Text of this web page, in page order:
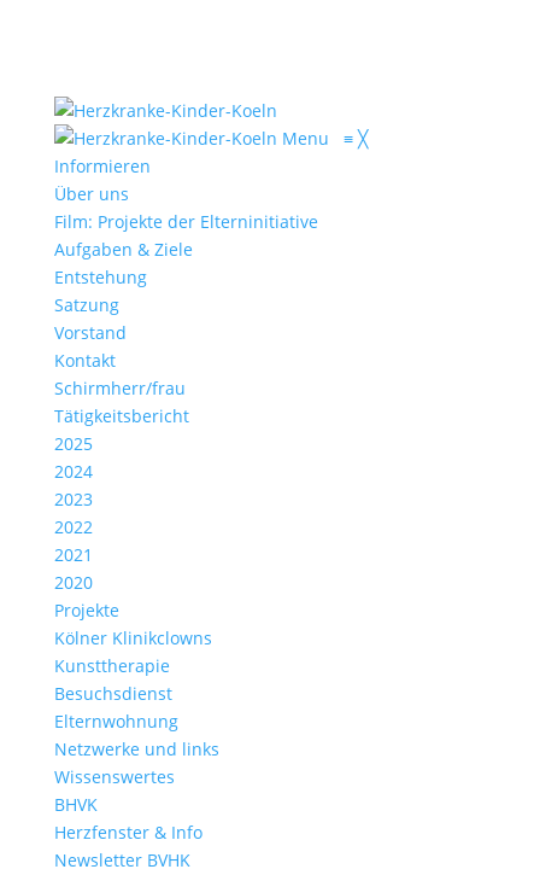
Menu ≡ ╳
Informieren
Über uns
Film: Projekte der Elterninitiative
Aufgaben & Ziele
Entstehung
Satzung
Vorstand
Kontakt
Schirmherr/frau
Tätigkeitsbericht
2025
2024
2023
2022
2021
2020
Projekte
Kölner Klinikclowns
Kunsttherapie
Besuchsdienst
Elternwohnung
Netzwerke und links
Wissenswertes
BHVK
Herzfenster & Info
Newsletter BVHK